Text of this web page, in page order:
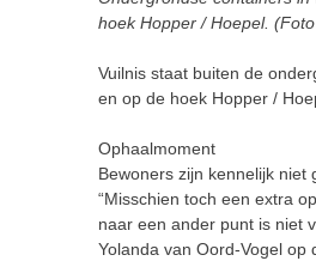
hoek Hopper / Hoepel.
Vuilnis staat buiten de
en op de hoek Hopper /
Ophaalmoment
Bewoners zijn kennelijk
“Misschien toch een extra
naar een ander punt is niet
Yolanda van Oord-Vogel op